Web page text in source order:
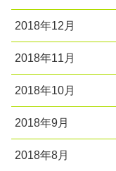
2018年12月
2018年11月
2018年10月
2018年9月
2018年8月